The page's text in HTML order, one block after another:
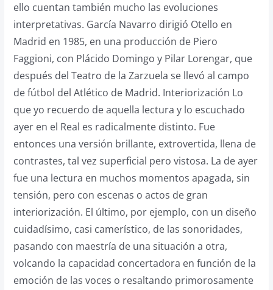
ello cuentan también mucho las evoluciones
interpretativas. García Navarro dirigió Otello en
Madrid en 1985, en una producción de Piero
Faggioni, con Plácido Domingo y Pilar Lorengar, que
después del Teatro de la Zarzuela se llevó al campo
de fútbol del Atlético de Madrid. Interiorización Lo
que yo recuerdo de aquella lectura y lo escuchado
ayer en el Real es radicalmente distinto. Fue
entonces una versión brillante, extrovertida, llena de
contrastes, tal vez superficial pero vistosa. La de ayer
fue una lectura en muchos momentos apagada, sin
tensión, pero con escenas o actos de gran
interiorización. El último, por ejemplo, con un diseño
cuidadísimo, casi camerístico, de las sonoridades,
pasando con maestría de una situación a otra,
volcando la capacidad concertadora en función de la
emoción de las voces o resaltando primorosamente